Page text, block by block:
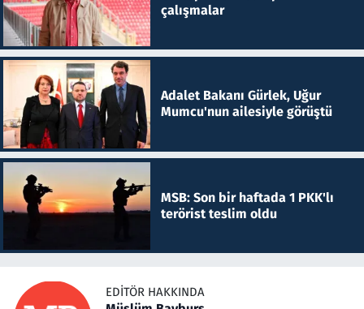
çalışmalar
Adalet Bakanı Gürlek, Uğur
Mumcu'nun ailesiyle görüştü
MSB: Son bir haftada 1 PKK'lı
terörist teslim oldu
EDITÖR HAKKINDA